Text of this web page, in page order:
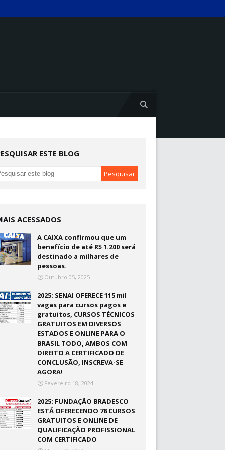
ESTE BLOG
ACESSADOS
A CAIXA confirmou que um
benefício de até R$ 1.200 será
destinado a milhares de
pessoas.
Outubro 05, 2025
2025: SENAI OFERECE 115 mil
vagas para cursos pagos e
gratuitos, CURSOS TÉCNICOS
GRATUITOS EM DIVERSOS
ESTADOS E ONLINE PARA O
BRASIL TODO, AMBOS COM
DIREITO A CERTIFICADO DE
CONCLUSÃO, INSCREVA-SE
AGORA!
Fevereiro 18, 2024
2025: FUNDAÇÃO BRADESCO
ESTÁ OFERECENDO 78 CURSOS
GRATUITOS E ONLINE DE
QUALIFICAÇÃO PROFISSIONAL
COM CERTIFICADO